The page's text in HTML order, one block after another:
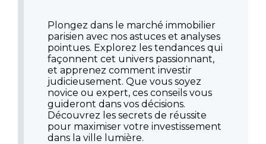
Plongez dans le marché immobilier
parisien avec nos astuces et analyses
pointues. Explorez les tendances qui
façonnent cet univers passionnant,
et apprenez comment investir
judicieusement. Que vous soyez
novice ou expert, ces conseils vous
guideront dans vos décisions.
Découvrez les secrets de réussite
pour maximiser votre investissement
dans la ville lumière.